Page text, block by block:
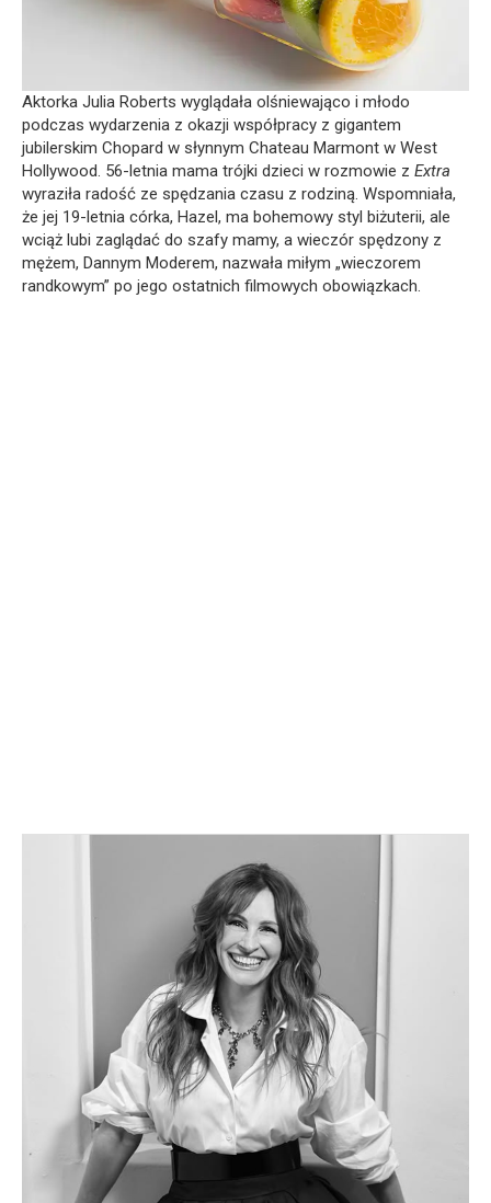
Aktorka Julia Roberts wyglądała olśniewająco i młodo
podczas wydarzenia z okazji współpracy z gigantem
jubilerskim Chopard w słynnym Chateau Marmont w West
Hollywood. 56-letnia mama trójki dzieci w rozmowie z Extra
wyraziła radość ze spędzania czasu z rodziną. Wspomniała,
że jej 19-letnia córka, Hazel, ma bohemowy styl biżuterii, ale
wciąż lubi zaglądać do szafy mamy, a wieczór spędzony z
mężem, Dannym Moderem, nazwała miłym „wieczorem
randkowym” po jego ostatnich filmowych obowiązkach.